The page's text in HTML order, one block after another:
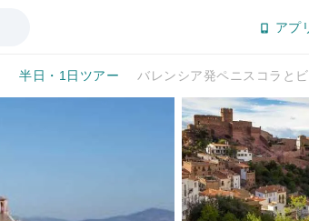
アプ
半日・1日ツアー バレンシア発ペニスコラと